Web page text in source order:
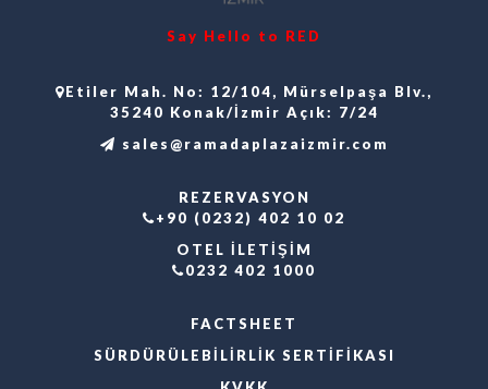
Say Hello to RED
Etiler Mah. No: 12/104, Mürselpaşa Blv.,
35240 Konak/İzmir Açık: 7/24
sales@ramadaplazaizmir.com
REZERVASYON
+90 (0232) 402 10 02
OTEL İLETİŞİM
0232 402 1000
FACTSHEET
SÜRDÜRÜLEBILIRLIK SERTIFIKASI